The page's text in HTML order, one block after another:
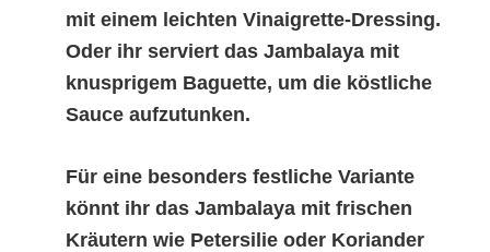
mit einem leichten Vinaigrette-Dressing.
Oder ihr serviert das Jambalaya mit
knusprigem Baguette, um die köstliche
Sauce aufzutunken.
Für eine besonders festliche Variante
könnt ihr das Jambalaya mit frischen
Kräutern wie Petersilie oder Koriander